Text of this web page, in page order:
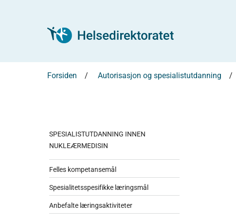
Forsiden Autorisasjon og spesialistutdanning
SPESIALISTUTDANNING INNEN
NUKLEÆRMEDISIN
Felles kompetansemål
Spesialitetsspesifikke læringsmål
Anbefalte læringsaktiviteter